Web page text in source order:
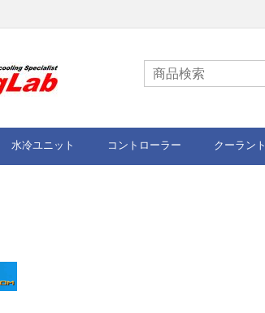
水冷ユニット コントローラー クーラント